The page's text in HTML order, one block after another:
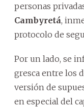
personas
Cambyretá,
protocolo de
Por un lado, se
gresca entre los
versión de
en especial del